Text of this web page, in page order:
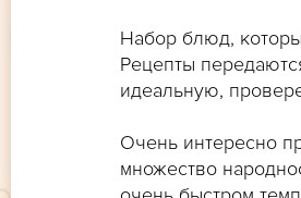
Набор блюд,
Рецепты
идеальную,
Очень интересно
множество